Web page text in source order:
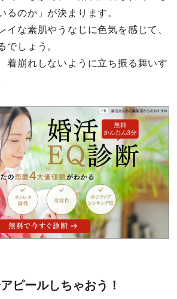
るのか」が決まります。
イな素肌やうなじに色気を感じて、
でしょう。
着崩れしないように立ち振る舞いす
ピールしちゃおう！